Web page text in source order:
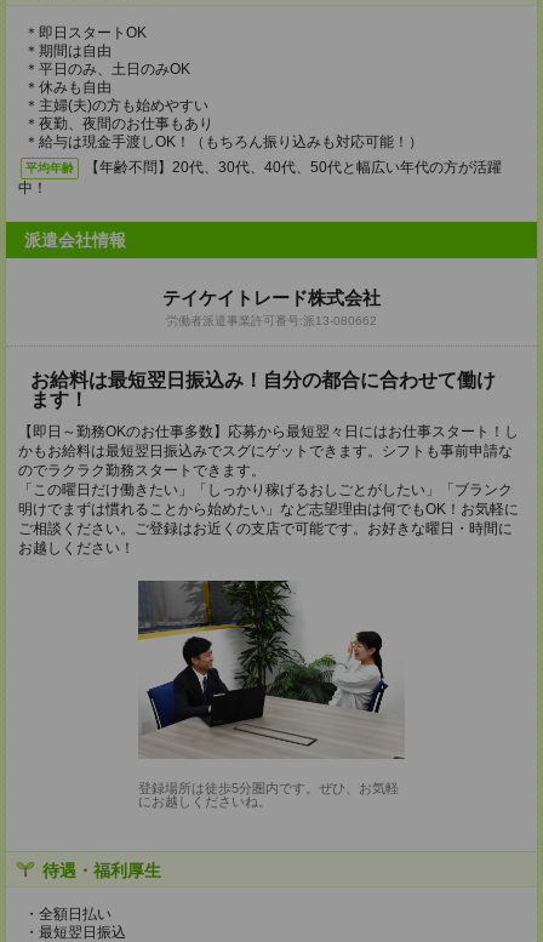
＊即日スタートOK
＊期間は自由
＊平日のみ、土日のみOK
＊休みも自由
＊主婦(夫)の方も始めやすい
＊夜勤、夜間のお仕事もあり
＊給与は現金手渡しOK！（もちろん振り込みも対応可能！）
平均年齢
【年齢不問】20代、30代、40代、50代と幅広い年代の方が活躍
中！
派遣会社情報
テイケイトレード株式会社
労働者派遣事業許可番号:派13-080662
お給料は最短翌日振込み！自分の都合に合わせて働け
ます！
【即日～勤務OKのお仕事多数】応募から最短翌々日にはお仕事スタート！し
かもお給料は最短翌日振込みでスグにゲットできます。シフトも事前申請な
のでラクラク勤務スタートできます。
「この曜日だけ働きたい」「しっかり稼げるおしごとがしたい」「ブランク
明けでまずは慣れることから始めたい」など志望理由は何でもOK！お気軽に
ご相談ください。ご登録はお近くの支店で可能です。お好きな曜日・時間に
お越しください！
登録場所は徒歩5分圏内です。ぜひ、お気軽
にお越しくださいね。
待遇・福利厚生
・全額日払い
・最短翌日振込